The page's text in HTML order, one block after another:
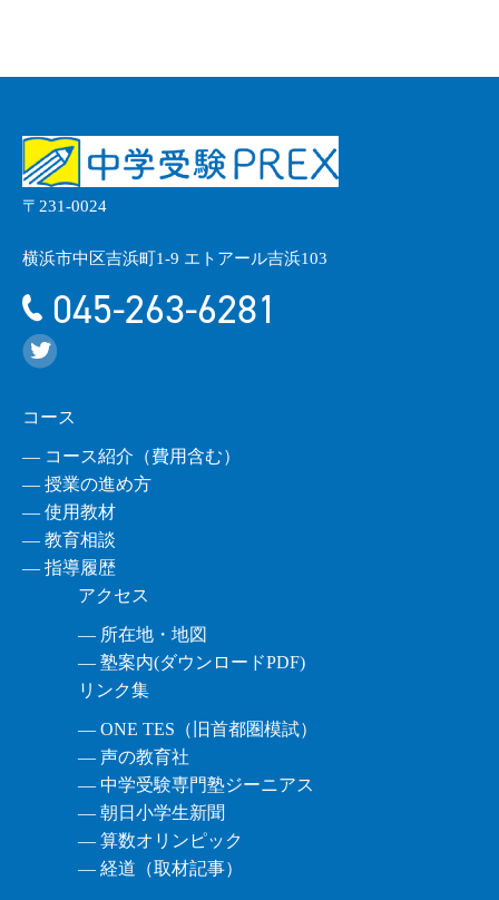
〒231-0024
横浜市中区吉浜町1-9 エトアール吉浜103
045-263-6281
コース
― コース紹介（費用含む）
― 授業の進め方
― 使用教材
― 教育相談
― 指導履歴
アクセス
― 所在地・地図
― 塾案内(ダウンロードPDF)
リンク集
― ONE TES（旧首都圏模試）
― 声の教育社
― 中学受験専門塾ジーニアス
― 朝日小学生新聞
― 算数オリンピック
― 経道（取材記事）